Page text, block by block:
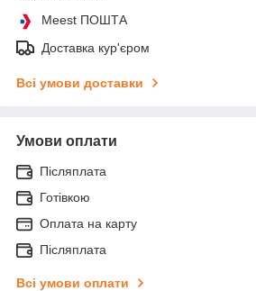
Meest ПОШТА
Доставка кур'єром
Всі умови доставки
Умови оплати
Післяплата
Готівкою
Оплата на карту
Післяплата
Всі умови оплати